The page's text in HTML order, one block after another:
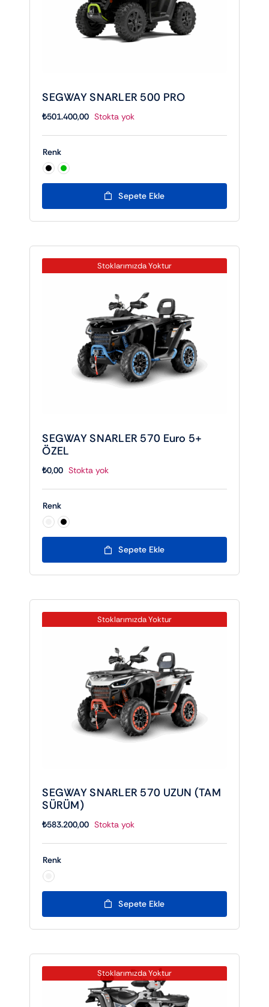
SEGWAY SNARLER 500 PRO
₺501.400,00 Stokta yok
Renk
Sepete Ekle
Stoklarımızda Yoktur
SEGWAY SNARLER 570 Euro 5+
ÖZEL
₺0,00 Stokta yok
Renk
Sepete Ekle
Stoklarımızda Yoktur
SEGWAY SNARLER 570 UZUN (TAM
SÜRÜM)
₺583.200,00 Stokta yok
Renk
Sepete Ekle
Stoklarımızda Yoktur